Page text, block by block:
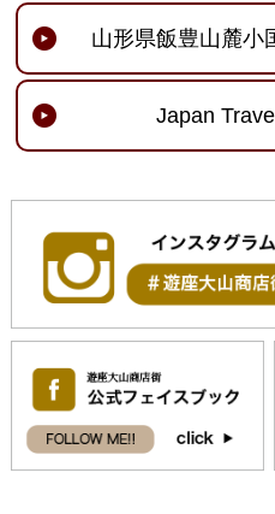
山形県飯豊山麓小
Japan